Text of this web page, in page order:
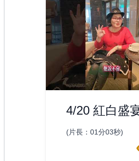
界的奇遇！｜
座絕美古櫃、
組紫檀高凳，
藏書房深處
雅密碼；文房
玩、瓷器佳
譜雅
4/20 紅白盛
術拍賣 / 陳琿
(片長：01分03秒)